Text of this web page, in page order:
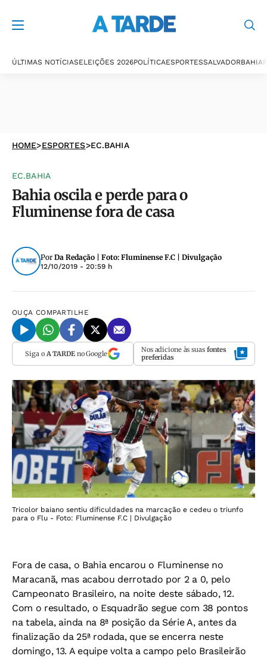
ÚLTIMAS NOTÍCIASELEIÇÕES 2026POLÍTICAESPORTESSALVADORBAHIA
HOME>ESPORTES>EC.BAHIA
EC.BAHIA
Bahia oscila e perde para o
Fluminense fora de casa
Por Da Redação | Foto: Fluminense F.C | Divulgação
12/10/2019 - 20:59 h
OUÇA COMPARTILHE
Siga o A TARDEno Google Nos adicione às suas fontes
preferidas
Tricolor baiano sentiu dificuldades na marcação e cedeu o triunfo
para o Flu - Foto: Fluminense F.C | Divulgação
Fora de casa, o Bahia encarou o Fluminense no
Maracanã, mas acabou derrotado por 2 a 0, pelo
Campeonato Brasileiro, na noite deste sábado, 12.
Com o resultado, o Esquadrão segue com 38 pontos
na tabela, ainda na 8ª posição da Série A, antes da
finalização da 25ª rodada, que se encerra neste
domingo, 13. A equipe volta a campo pelo Brasileirão